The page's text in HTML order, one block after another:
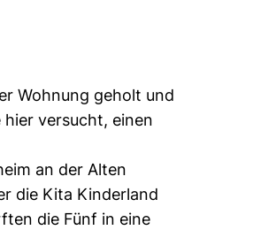
Wohnung geholt und
versucht, einen
an der Alten
die Kita Kinderland
die Fünf in eine